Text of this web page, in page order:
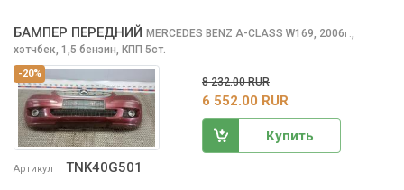
-20%
Артикул TNK40G501
БАМПЕР ПЕРЕДНИЙ MERCEDES BENZ A-CLASS W169, 2006г.,
хэтчбек, 1,5 бензин, КПП 5ст.
8 232.00 RUR
6 552.00 RUR
Купить